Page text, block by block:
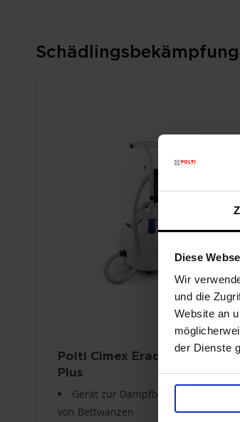
Diese
Wir
und die
Website an
der Dienste
Polti Cimex Eradicator
Plus
Gerät zur Dampfbekämpfung
von Bettwanzen